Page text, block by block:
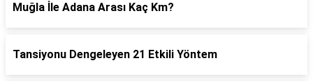
Muğla İle Adana Arası Kaç Km?
Tansiyonu Dengeleyen 21 Etkili Yöntem